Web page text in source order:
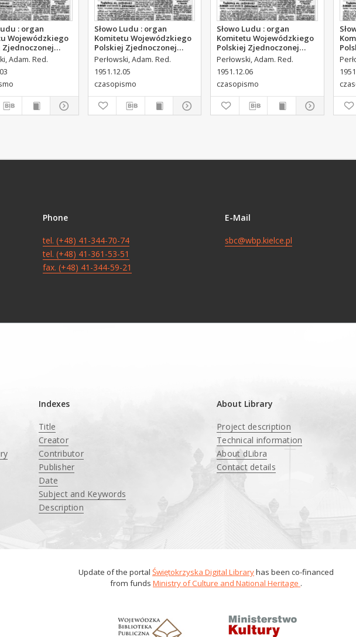
: organ
Wojewódzkiego
Zjednoczonej
1951,
Adam. Red.
Słowo Ludu : organ
Komitetu Wojewódzkiego
Polskiej Zjednoczonej
Partii Robotniczej, 1951,
R.3, nr 314
Perłowski, Adam. Red.
1951.12.05
czasopismo
Słowo Ludu : organ
Komitetu Wojewódzkiego
Polskiej Zjednoczonej
Partii Robotniczej, 1951,
R.3, nr 315
Perłowski, Adam. Red.
1951.12.06
czasopismo
Phone
tel. (+48) 41-344-70-74
tel. (+48) 41-361-53-51
fax. (+48) 41-344-59-21
E-Mail
sbc@wbp.kielce.pl
Indexes
Title
Creator
Contributor
Publisher
Date
Subject and Keywords
Description
About Library
Project description
Technical information
About dLibra
Contact details
Update of the portal Świętokrzyska Digital Libraryhas been co-financed
from funds Ministry of Culture and National Heritage .